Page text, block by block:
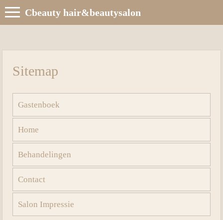
Cbeauty hair&beautysalon
Sitemap
Gastenboek
Home
Behandelingen
Contact
Salon Impressie